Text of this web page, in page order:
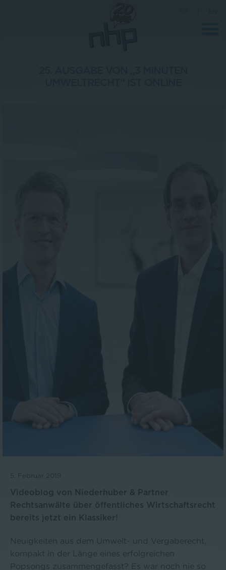
5. Februar 2019
Videoblog von Niederhuber & Partner
Rechtsanwälte über öffentliches Wirtschaftsrecht
bereits jetzt ein Klassiker!
Neuigkeiten aus dem Umwelt- und Vergaberecht,
kompakt in der Länge eines erfolgreichen
Popsongs zusammengefasst? Es war noch nie so